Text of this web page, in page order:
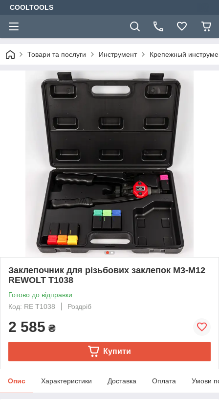
COOLTOOLS
Товари та послуги Инструмент Крепежный
Заклепочник для різьбових заклепок М3-М12
REWOLT T1038
Готово до відправки
Код: RE T1038
Роздріб
2 585 ₴
Купити
Опис Характеристики Доставка Оплата Умови